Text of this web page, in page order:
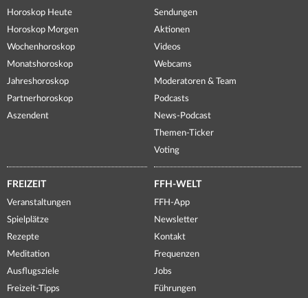
Horoskop Heute
Horoskop Morgen
Wochenhoroskop
Monatshoroskop
Jahreshoroskop
Partnerhoroskop
Aszendent
Sendungen
Aktionen
Videos
Webcams
Moderatoren & Team
Podcasts
News-Podcast
Themen-Ticker
Voting
FREIZEIT
Veranstaltungen
Spielplätze
Rezepte
Meditation
Ausflugsziele
Freizeit-Tipps
FFH-WELT
FFH-App
Newsletter
Kontakt
Frequenzen
Jobs
Führungen